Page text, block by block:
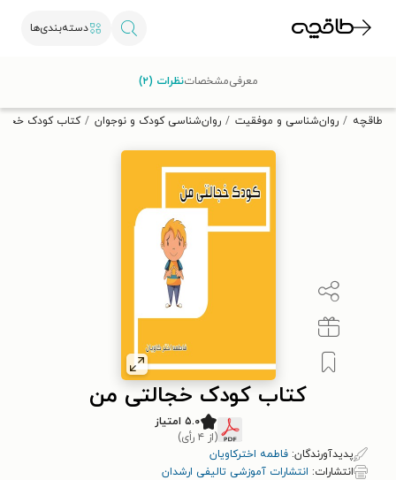
دسته‌بندی‌ها
تخفیف از طاقچه دریافت کن.
طاقچه روان‌شناسی و موفقیت روان‌شناسی کودک و نوجوان کتاب کودک
کتاب کودک خجالتی من
۵.۰ امتیاز
(از ۴ رأی)
پدیدآورندگان: فاطمه اخترکاویان
انتشارات: انتشارات آموزشی تالیفی ارشدان
معرفیمشخصاتنظرات (۲)